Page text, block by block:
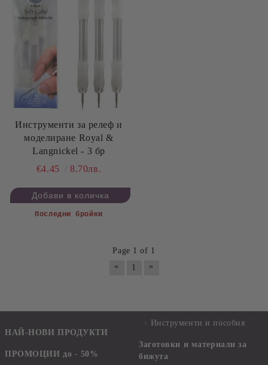
Инструменти за релеф и
моделиране Royal &
Langnickel - 3 бр
€4.45
8.70лв.
Последни бройки
Page 1 of 1
«
1 »
НАЙ-НОВИ ПРОДУКТИ
ПРОМОЦИИ до - 50%
Инструменти и пособия
Заготовки и материали за
бижута